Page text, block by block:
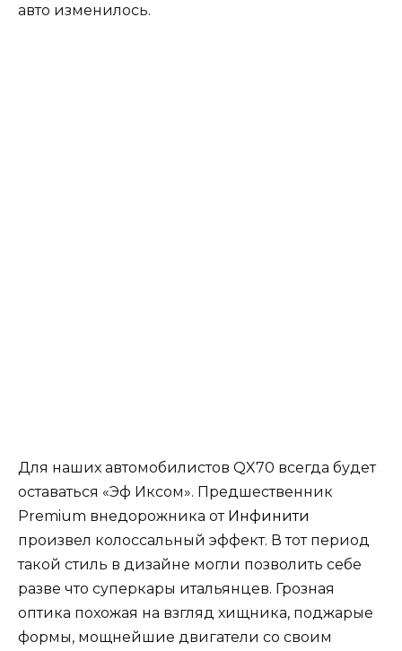
авто изменилось.
Для наших автомобилистов QX70 всегда будет
оставаться «Эф Иксом». Предшественник
Premium внедорожника от Инфинити
произвел колоссальный эффект. В тот период
такой стиль в дизайне могли позволить себе
разве что суперкары итальянцев. Грозная
оптика похожая на взгляд хищника, поджарые
формы, мощнейшие двигатели со своим